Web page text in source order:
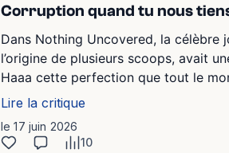
Corruption quand tu nous
Dans Nothing Uncovered, la célèbre
l’origine de plusieurs scoops, avait
Haaa cette perfection que tout le
Lire la critique
le 17 juin 2026
10